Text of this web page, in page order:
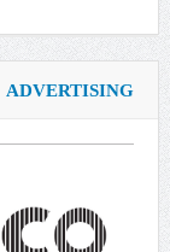
ADVERTISING